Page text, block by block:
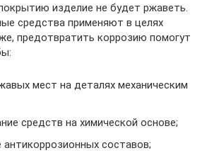
изделие не будет ржаветь.
средства применяют в целях
предотвратить коррозию помогут
мест на деталях механическим
средств на химической основе;
антикоррозионных составов;